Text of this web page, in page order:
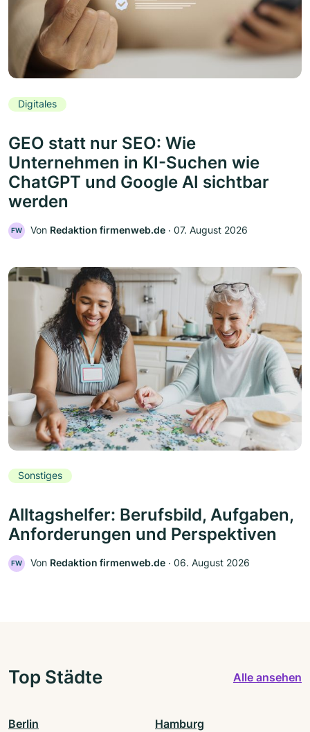
Digitales
GEO statt nur SEO: Wie
Unternehmen in KI-Suchen wie
ChatGPT und Google AI sichtbar
werden
FW Von Redaktion firmenweb.de ‧ 07. August 2026
Sonstiges
Alltagshelfer: Berufsbild, Aufgaben,
Anforderungen und Perspektiven
FW Von Redaktion firmenweb.de ‧ 06. August 2026
Top Städte Alle ansehen
Berlin Hamburg